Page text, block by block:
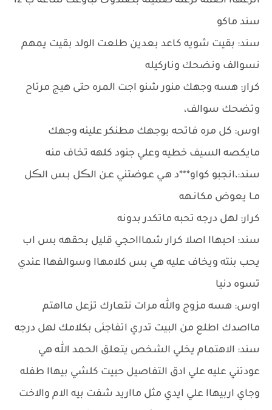
سند ماكو
سند: بقيت شويه كاعد بعدين طلعت الولد بقيت يمهم
نسوالف ونضحك وناركيله
كرار: هسه وجهك منور شنو اجت المره حتى هيج مرتاح
وتضحك سوالف،
اوس: كل مره فاتحه بوجهك مطنكر علينه وجهك
مايكصه السيف خطيه وعلي جنود كلهه تخاف منه
سند:،انجبو كواو***د هـي عـوضتني عـن الڪل بـس الڪل
مـا يعوض مكانـهه
كرار: لهل درجه تحبه ماتكدر بدونه
سند: احبهاا اصلا كرار شماااحجي قليل بحقهه بس اب
يحب بنته ويخاف عليه هي بس كلامهاا وسوالفهاا عندي
تسوه دنيا
اوس: هسه مزوج والله مرات نتعارك تزعل مااهتم
مااصدك اطلع من البيت تدري اتفاجئى بكلامك لهل درجه
سند: الاهتمام يخلي الشخص يتعلق الحمد الله هي
عودتني عليه علي ادق التفاصيل حبيت كلشي بيهاا طفله
وجاي اربيهاا علي ايدي مثل مااريد شفت بيه الام والاخت